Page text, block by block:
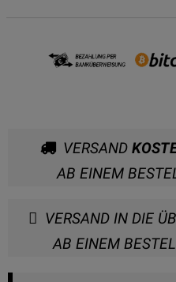
VERSAND
AB EINEM
VERSAND IN DIE
AB EINEM